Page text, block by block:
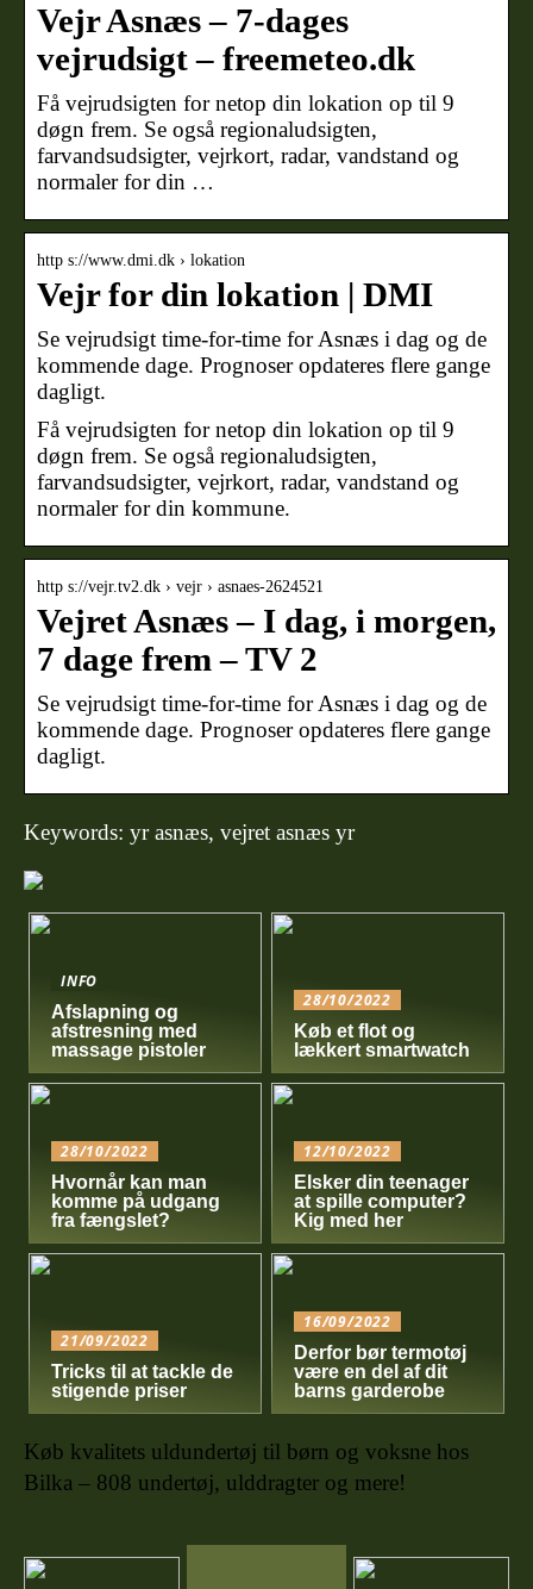
Vejr Asnæs – 7-dages
vejrudsigt – freemeteo.dk
Få vejrudsigten for netop din lokation op til 9
døgn frem. Se også regionaludsigten,
farvandsudsigter, vejrkort, radar, vandstand og
normaler for din …
http s://www.dmi.dk › lokation
Vejr for din lokation | DMI
Se vejrudsigt time-for-time for Asnæs i dag og de
kommende dage. Prognoser opdateres flere gange
dagligt.
Få vejrudsigten for netop din lokation op til 9
døgn frem. Se også regionaludsigten,
farvandsudsigter, vejrkort, radar, vandstand og
normaler for din kommune.
http s://vejr.tv2.dk › vejr › asnaes-2624521
Vejret Asnæs – I dag, i morgen,
7 dage frem – TV 2
Se vejrudsigt time-for-time for Asnæs i dag og de
kommende dage. Prognoser opdateres flere gange
dagligt.
Keywords: yr asnæs, vejret asnæs yr
INFO
Afslapning og
afstresning med
massage pistoler
28/10/2022
Køb et flot og
lækkert smartwatch
28/10/2022
Hvornår kan man
komme på udgang
fra fængslet?
12/10/2022
Elsker din teenager
at spille computer?
Kig med her
21/09/2022
Tricks til at tackle de
stigende priser
16/09/2022
Derfor bør termotøj
være en del af dit
barns garderobe
Køb kvalitets uldundertøj til børn og voksne hos
Bilka – 808 undertøj, ulddragter og mere!